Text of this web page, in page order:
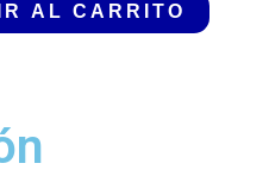
AL CARRITO